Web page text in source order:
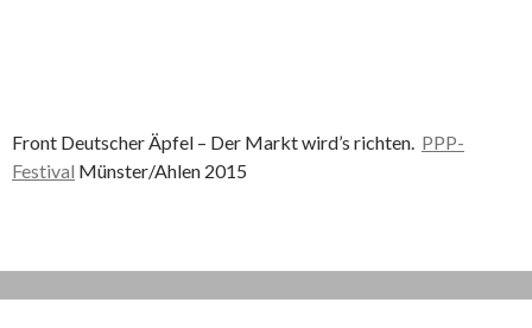
Front Deutscher Äpfel – Der Markt wird’s richten. PPP-
Festival Münster/Ahlen 2015